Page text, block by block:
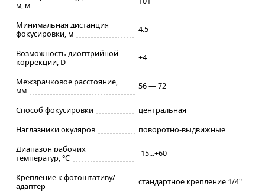
м, м
Минимальная дистанция
фокусировки, м
4.5
Возможность диоптрийной
коррекции, D
±4
Межзрачковое расстояние,
мм
56 — 72
Способ фокусировки
центральная
Наглазники окуляров
поворотно-выдвижные
Диапазон рабочих
температур, °С
-15...+60
Крепление к фотоштативу/
адаптер
стандартное крепление 1/4"